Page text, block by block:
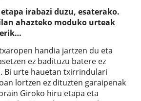
irabazi duzu, esaterako.
ahazteko moduko urteak
handia jartzen du eta
ez badituzu batere ez
Bi urte hauetan txirrindulari
lortzen ez dituzten garaipenak
Giroko hiru etapa eta